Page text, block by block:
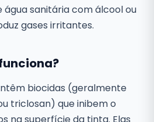
água sanitária com álcool ou
gases irritantes.
biocidas (geralmente
triclosan) que inibem o